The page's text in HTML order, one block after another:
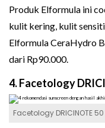
Produk Elformula ini
kulit kering, kulit
Elformula CeraHydro
dari Rp90.000.
4. Facetology
Facetology DRICINOTE 50